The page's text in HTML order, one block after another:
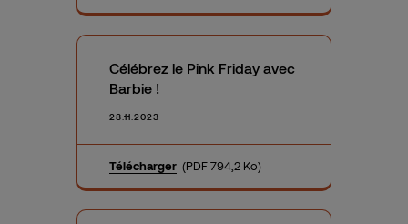
Célébrez le Pink Friday avec
Barbie !
28.11.2023
Télécharger (PDF 794,2 Ko)